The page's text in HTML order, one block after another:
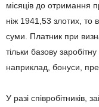
місяців до отримання
ніж 1941,53 злотих, то
суми. Платник при
тільки базову
наприклад, бонуси,
У разі співробітників,